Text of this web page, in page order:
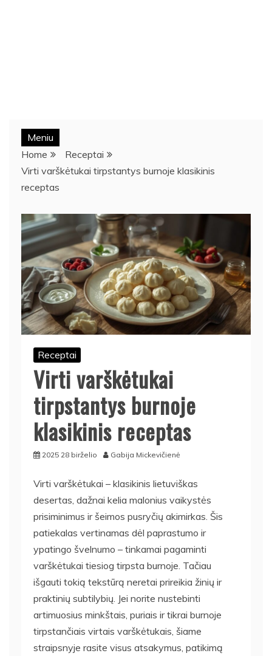
Meniu
Home
Receptai
Virti varškėtukai tirpstantys burnoje klasikinis
receptas
Receptai
Virti varškėtukai
tirpstantys burnoje
klasikinis receptas
2025 28 birželio Gabija Mickevičienė
Virti varškėtukai – klasikinis lietuviškas
desertas, dažnai kelia malonius vaikystės
prisiminimus ir šeimos pusryčių akimirkas. Šis
patiekalas vertinamas dėl paprastumo ir
ypatingo švelnumo – tinkamai pagaminti
varškėtukai tiesiog tirpsta burnoje. Tačiau
išgauti tokią tekstūrą neretai prireikia žinių ir
praktinių subtilybių. Jei norite nustebinti
artimuosius minkštais, puriais ir tikrai burnoje
tirpstančiais virtais varškėtukais, šiame
straipsnyje rasite visus atsakymus, patikimą